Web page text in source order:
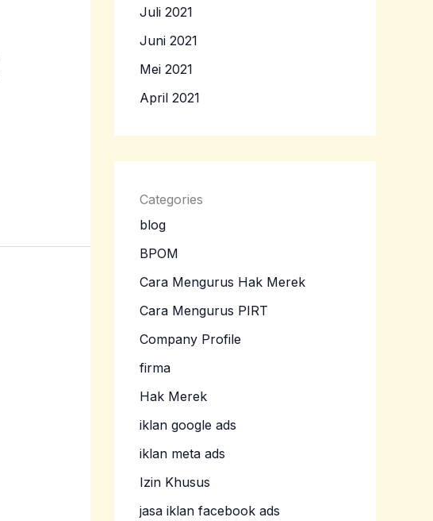
Juli 2021
Juni 2021
Mei 2021
April 2021
Categories
blog
BPOM
Cara Mengurus Hak Merek
Cara Mengurus PIRT
Company Profile
firma
Hak Merek
iklan google ads
iklan meta ads
Izin Khusus
jasa iklan facebook ads